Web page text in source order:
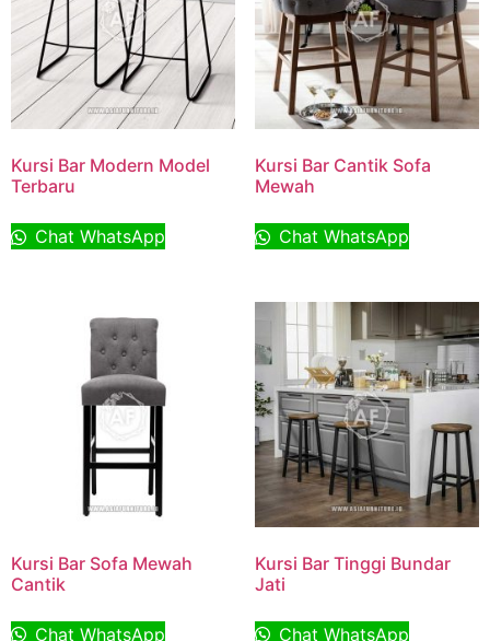
Kursi Bar Modern Model
Terbaru
Chat WhatsApp
Kursi Bar Cantik Sofa
Mewah
Chat WhatsApp
Kursi Bar Sofa Mewah
Cantik
Chat WhatsApp
Kursi Bar Tinggi Bundar
Jati
Chat WhatsApp